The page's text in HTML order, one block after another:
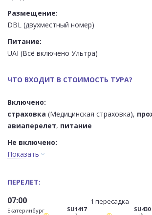
Размещение:
DBL (двухместный номер)
Питание:
UAI (Всё включено Ультра)
ЧТО ВХОДИТ В СТОИМОСТЬ ТУРА?
Включено:
страховка (Медицинская страховка),
авиаперелет, питание
Не включено:
Показать
ПЕРЕЛЕТ:
07:00
Екатеринбург
1 пересадка
SU1417 SU430